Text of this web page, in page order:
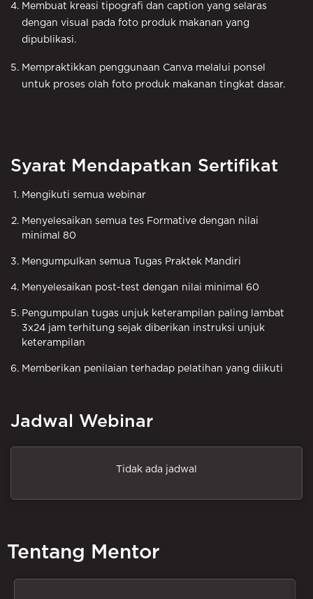
Membuat kreasi tipografi dan caption yang selaras
dengan visual pada foto produk makanan yang
dipublikasi.
Mempraktikkan penggunaan Canva melalui ponsel
untuk proses olah foto produk makanan tingkat dasar.
Syarat Mendapatkan Sertifikat
Mengikuti semua webinar
Menyelesaikan semua tes Formative dengan nilai
minimal 80
Mengumpulkan semua Tugas Praktek Mandiri
Menyelesaikan post-test dengan nilai minimal 60
Pengumpulan tugas unjuk keterampilan paling lambat
3x24 jam terhitung sejak diberikan instruksi unjuk
keterampilan
Memberikan penilaian terhadap pelatihan yang diikuti
Jadwal Webinar
Tidak ada jadwal
Tentang Mentor